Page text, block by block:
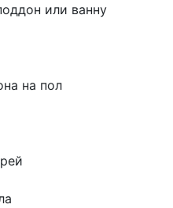
или ванну
на пол